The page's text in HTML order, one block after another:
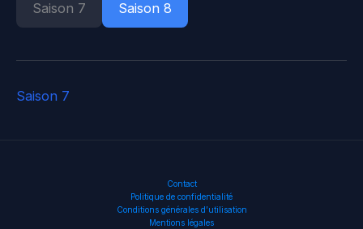
Saison 7 Saison 8
Saison 7
Contact
Politique de confidentialité
Conditions générales d’utilisation
Mentions légales